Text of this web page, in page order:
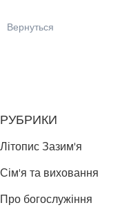
Вернуться
РУБРИКИ
Літопис Зазим'я
Сім'я та виховання
Про богослужіння